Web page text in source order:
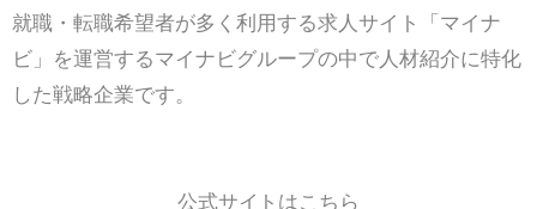
就職・転職希望者が多く利用する求人サイト「マイナ
ビ」を運営するマイナビグループの中で人材紹介に特化
した戦略企業です。
公式サイトはこちら